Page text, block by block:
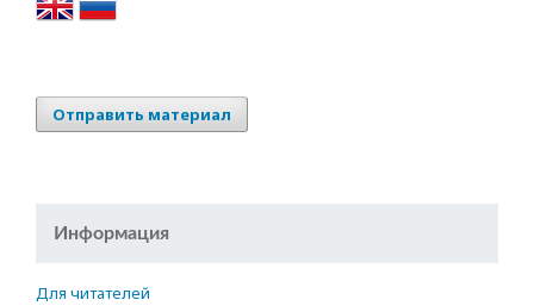
Отправить материал
Информация
Для читателей